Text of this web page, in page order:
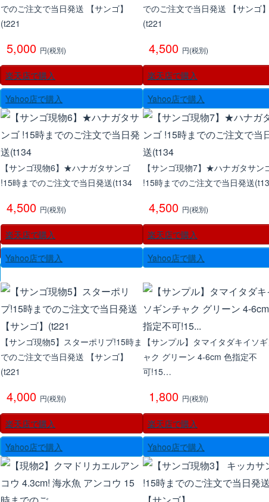
でのご注文で当日発送 【サンゴ】
(t221
5,000 円(税別)
楽天店で購入
Yahoo店で購入
でのご注文で当日発送 【サンゴ】
(t221
4,500 円(税別)
楽天店で購入
Yahoo店で購入
【サンゴ現物6】★ハナガタサンゴ
!15時までのご注文で当日発送(t134
4,500 円(税別)
楽天店で購入
Yahoo店で購入
【サンゴ現物7】★ハナガタサン
!15時までのご注文で当日発送
4,500 円(税別)
楽天店で購入
Yahoo店で購入
【サンゴ現物5】スターポリプ!15時ま
でのご注文で当日発送 【サンゴ】
(t221
4,000 円(税別)
楽天店で購入
Yahoo店で購入
【サンプル】タマイタダキイソ
ャク グリーン 4-6cm 色指定不
可!15…
1,800 円(税別)
楽天店で購入
Yahoo店で購入